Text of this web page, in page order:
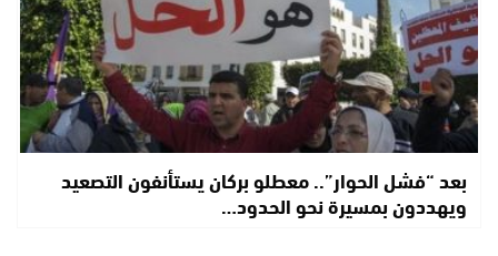
بعد “فشل الحوار”.. معطلو بركان يستأنفون التصعيد
ويهددون بمسيرة نحو الحدود…